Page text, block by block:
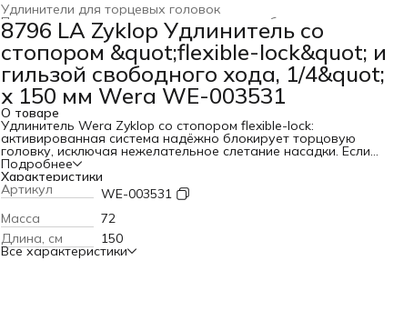
Удлинители для торцевых головок
Принадлежности для торцевых головок и бит
Трещотки, принадлежности для торцевых головок и бит
Головки торцевые, трещотки и аксессуары
WERA ›
Главная ›
8796 LA Zyklop Удлинитель со
стопором &quot;flexible-lock&quot; и
гильзой свободного хода, 1/4&quot;
x 150 мм Wera WE-003531
О товаре
Удлинитель Wera Zyklop со стопором flexible-lock:
активированная система надёжно блокирует торцовую
головку, исключая нежелательное слетание насадки. Если
система деактивирована, то головки можно устанавливать и
менять моментально. С гильзой свободного хода для
ускоренного вращения винтов и
гаек.ПреимуществаУдлинитель Zyklop 1/4" со стопором
"flexible-lock" и гильзой свободного хода, длинныйДля
торцовых головок под присоединительный 1/4" с шариковым
фиксаторомУдобная стопорная система для блокировки или
быстрой смены насадки по выборуС гильзой свободного хода
Подробнее
Характеристики
Артикул
WE-003531
Масса
72
Длина, см
150
Все характеристики